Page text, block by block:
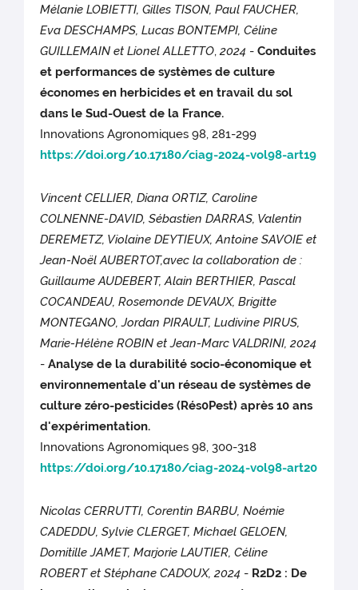
Mélanie LOBIETTI, Gilles TISON, Paul FAUCHER,
Eva DESCHAMPS, Lucas BONTEMPI, Céline
GUILLEMAIN et Lionel ALLETTO,2024 -Conduites
et performances de systèmes de culture
économes en herbicides et en travail du sol
dans le Sud-Ouest de la France.
Innovations Agronomiques 98, 281-299
https://doi.org/10.17180/ciag-2024-vol98-art19
Vincent CELLIER, Diana ORTIZ, Caroline
COLNENNE-DAVID, Sébastien DARRAS, Valentin
DEREMETZ, Violaine DEYTIEUX, Antoine SAVOIE et
Jean-Noël AUBERTOT,avec la collaboration de :
Guillaume AUDEBERT, Alain BERTHIER, Pascal
COCANDEAU, Rosemonde DEVAUX, Brigitte
MONTEGANO, Jordan PIRAULT, Ludivine PIRUS,
Marie-Hélène ROBIN et Jean-Marc VALDRINI, 2024
-Analyse de la durabilité socio-économique et
environnementale d'un réseau de systèmes de
culture zéro-pesticides (Rés0Pest) après 10 ans
d'expérimentation.
Innovations Agronomiques 98, 300-318
https://doi.org/10.17180/ciag-2024-vol98-art20
Nicolas CERRUTTI, Corentin BARBU, Noémie
CADEDDU, Sylvie CLERGET, Michael GELOEN,
Domitille JAMET, Marjorie LAUTIER, Céline
ROBERT et Stéphane CADOUX, 2024 - R2D2 : De